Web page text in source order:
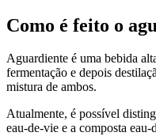
Como é feito o
Aguardiente é uma bebida
fermentação e depois
mistura de ambos.
Atualmente, é possível
eau-de-vie e a composta eau-